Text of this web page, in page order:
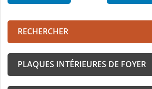
RECHERCHER
PLAQUES INTÉRIEURES DE FOYER